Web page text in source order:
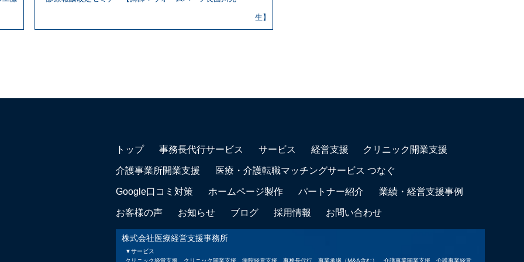
生】
トップ 事務長代行サービス サービス 経営支援 クリニック開業支援
介護事業所開業支援 医療・介護転職マッチングサービス つなぐ
Google口コミ対策 ホームページ製作 パートナー紹介 業績・経営支援事例
お客様の声 お知らせ ブログ 採用情報 お問い合わせ
株式会社医療経営支援事務所
▼サービス
クリニック経営支援、クリニック開業支援、病院経営支援、事務長代行、事業承継（M&A含む）、介護事業開業支援、介護事業経営